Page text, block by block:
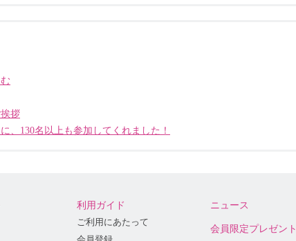
拶
、130名以上も参加してくれました！
利用ガイド
ご利用にあたって
ニュース
会員限定プレゼント